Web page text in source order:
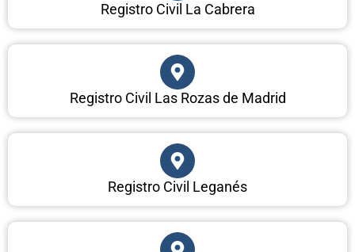
Registro Civil La Cabrera
Registro Civil Las Rozas de Madrid
Registro Civil Leganés